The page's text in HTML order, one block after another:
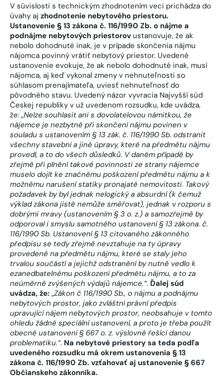
V súvislosti s technickým zhodnotením veci prichádza do
úvahy aj zhodnotenie nebytového priestoru.
Ustanovenie § 13 zákona č. 116/1990 Zb. o nájme a
podnájme nebytových priestorov ustanovuje, že ak
nebolo dohodnuté inak, je v prípade skončenia nájmu
nájomca povinný vrátiť nebytový priestor. Uvedené
ustanovenie evokuje, že ak nebolo dohodnuté inak, musí
nájomca, aj keď vykonal zmeny v nehnuteľnosti so
súhlasom prenajímateľa, uviesť nehnuteľnosť do
pôvodného stavu. Uvedený názor vyvracia Najvyšší súd
Českej republiky v už uvedenom rozsudku, kde uvádza,
že: „Nelze souhlasit ani s dovolatelovou námitkou, že
nájemce je nezbytně při skončení nájmu povinen v
souladu s ustanovením § 13 zák. č. 116/1990 Sb. odstranit
všechny stavební a jiné úpravy, které na předmětu nájmu
provedl, a to do všech důsledků. V daném případě by
zřejmě při plnění takové povinnosti ze strany nájemce
muselo dojít ke značnému poškození předmětu nájmu a k
možnému narušení statiky pronajaté nemovitosti. Takový
požadavek by byl jednak nelogický a absurdní (k čemuž
výklad zákona jistě nemůže směřovat), jednak v rozporu s
dobrými mravy (ustanovením § 3 o. z.) a samozřejmě by
odporoval i smyslu samotného ustanovení § 13 zákona. č.
116/1990 Sb. Ustanovení § 13 citovaného zákonného
předpisu se tedy zřejmě nevztahuje na ty úpravy
provedené na předmětu nájmu, které se staly jeho
trvalou součástí a jejichž odstranění by nutně vedlo k
ezanedbatelnému poškození předmětu nájmu, a to za
neúměrně zvýšených výdajů nájemce.“. Ďalej súd
uvádza, že: „Zákon č 116/1990 Sb., o nájmu a podnájmu
nebytových prostor, jako zvláštní právní předpis
upravující nájem nebytových prostor, neobsahuje v tomto
ohledu žádné speciální ustanovení, a proto je třeba použít
obecné ustanovení § 667 o. z. výslovně řešící danou
problematiku.“. Na nebytové priestory sa teda podľa
uvedeného rozsudku má okrem ustanovenia § 13
zákona č. 116/1990 Zb. vzťahovať aj ustanovenie § 667
Občianskeho zákonníka.